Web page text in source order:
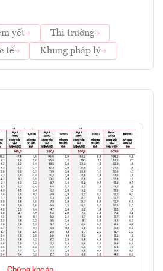
yết
Thị trường
tế Khung pháp lý